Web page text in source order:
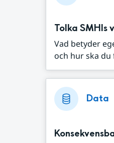
Tolka SMHIs
Vad betyder
och hur ska
Data